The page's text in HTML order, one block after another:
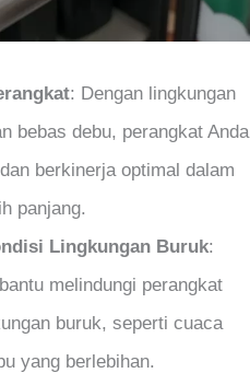
: Dengan lingkungan
bebas debu, perangkat Anda
berkinerja optimal dalam
panjang.
Lingkungan Buruk:
melindungi perangkat
buruk, seperti cuaca
yang berlebihan.